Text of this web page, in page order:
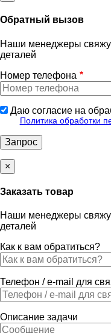
Обратный вызов
Наши менеджеры
деталей
Номер телефона
Даю согласие на
Политика обработки
×
Заказать товар
Наши менеджеры
деталей
Как к вам обратиться?
Телефон / e-mail для
Описание задачи